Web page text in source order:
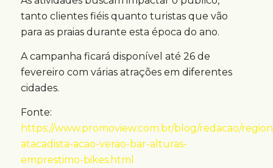
tanto clientes fiéis quanto turistas que vão
para as praias durante esta época do ano.
A campanha ficará disponível até 26 de
fevereiro com várias atrações em diferentes
cidades.
Fonte:
https://www.promoview.com.br/blog/redacao/
atacadista-acao-verao-bar-alturas-
emprestimo-bikes.html